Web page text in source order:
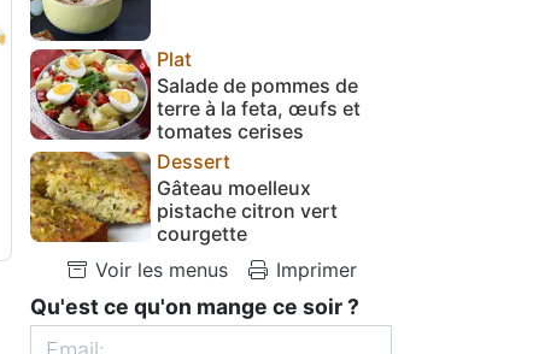
Plat
Salade de pommes de
terre à la feta, œufs et
tomates cerises
Dessert
Gâteau moelleux
pistache citron vert
courgette
Voir les menus
Imprimer
Qu'est ce qu'on mange ce soir ?